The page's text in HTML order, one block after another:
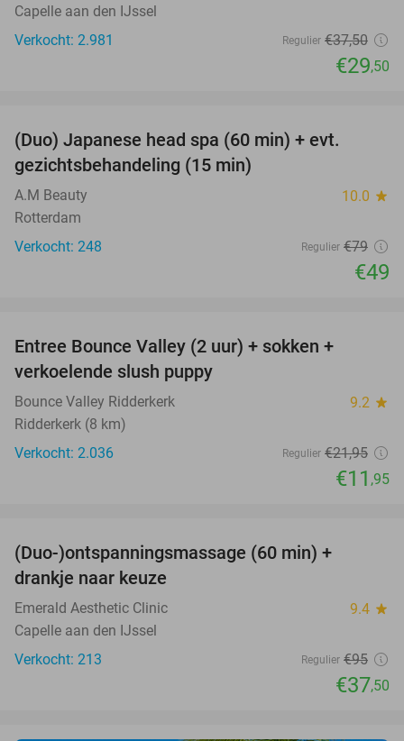
Capelle aan den IJssel
Verkocht: 2.981
Regulier €37,50
€29,50
(Duo) Japanese head spa (60 min) + evt.
gezichtsbehandeling (15 min)
A.M Beauty 10.0 star
Rotterdam
Verkocht: 248
Regulier €79
€49
Entree Bounce Valley (2 uur) + sokken +
verkoelende slush puppy
Bounce Valley Ridderkerk 9.2 star
Ridderkerk (8 km)
Verkocht: 2.036
Regulier €21,95
€11 ,95
(Duo-)ontspanningsmassage (60 min) +
drankje naar keuze
Emerald Aesthetic Clinic 9.4 star
Capelle aan den IJssel
Verkocht: 213
Regulier €95
€37,50